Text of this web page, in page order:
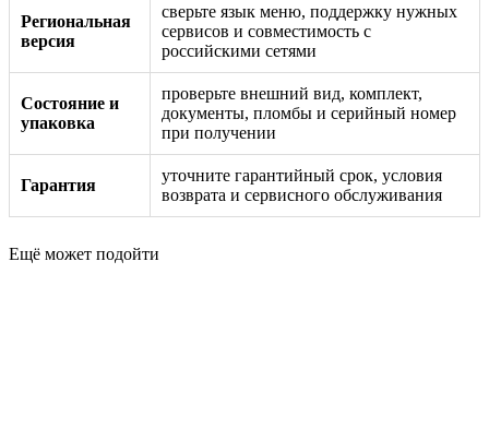
Региональная
версия
сверьте язык меню, поддержку нужных
сервисов и совместимость с
российскими сетями
Состояние и
упаковка
проверьте внешний вид, комплект,
документы, пломбы и серийный номер
при получении
Гарантия
уточните гарантийный срок, условия
возврата и сервисного обслуживания
Ещё может подойти